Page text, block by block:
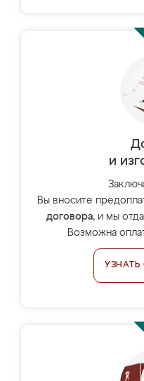
и
Вы вносите
договора, и мы
Возможна
УЗНАТЬ